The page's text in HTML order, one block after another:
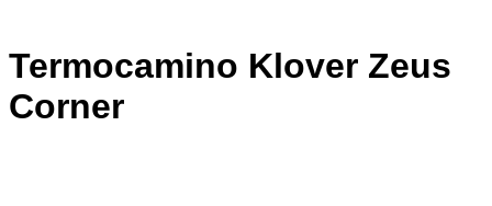
Termocamino Klover Zeus
Corner